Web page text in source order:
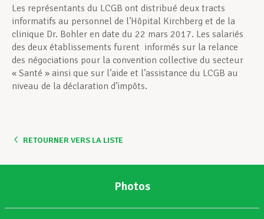
Les représentants du LCGB ont distribué deux tracts
informatifs au personnel de l’Hôpital Kirchberg et de la
clinique Dr. Bohler en date du 22 mars 2017. Les salariés
des deux établissements furent informés sur la relance
des négociations pour la convention collective du secteur
« Santé » ainsi que sur l’aide et l’assistance du LCGB au
niveau de la déclaration d’impôts.
RETOURNER VERS LA LISTE
Photos